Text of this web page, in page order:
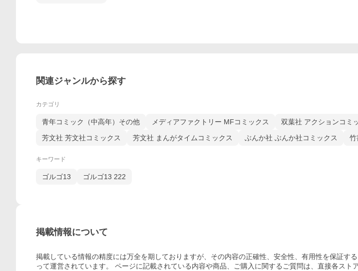
関連ジャンルから探す
カテゴリ
青年コミック（中高年）その他 メディアファクトリー MFコミックス 双葉社 アクションコミ
芳文社 芳文社コミックス
芳文社 まんがタイムコミックス ぶんか社 ぶんか社コミックス 竹
キーワード
ゴルゴ13 ゴルゴ13 222
掲載情報について
掲載している情報の精度には万全を期しておりますが、その内容の正確性、安全性、有用性を保証す
って運営されています。 ページに記載されている内容や商品、ご購入 に関するご質問は、直接各スト